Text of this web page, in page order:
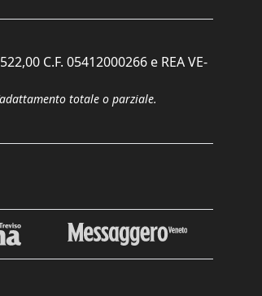
C.F. 05412000266 e REA VE-
totale o parziale.